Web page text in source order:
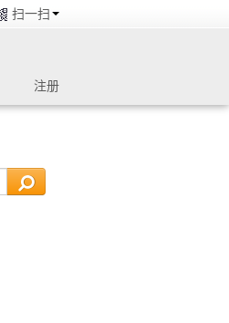
扫一扫
注册